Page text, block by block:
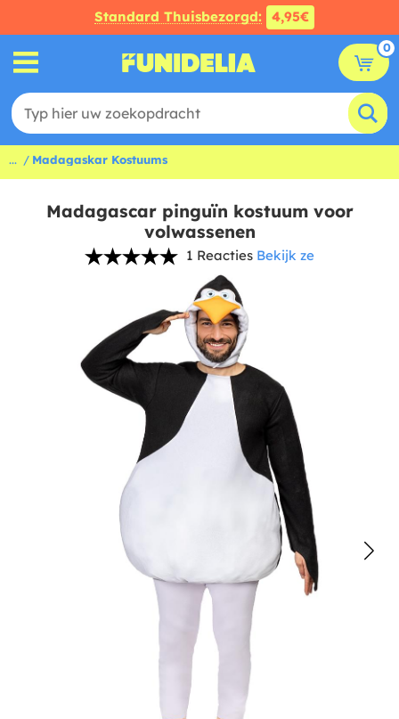
Standard Thuisbezorgd: 4,95€
0
... Madagaskar Kostuums
Madagascar pinguïn kostuum voor
volwassenen
1 Reacties Bekijk ze